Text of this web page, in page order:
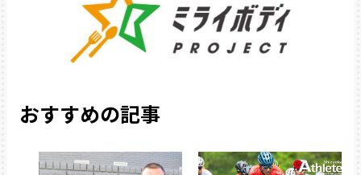
おすすめの記事